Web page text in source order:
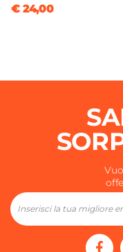
Caratteristiche
€ 24,00